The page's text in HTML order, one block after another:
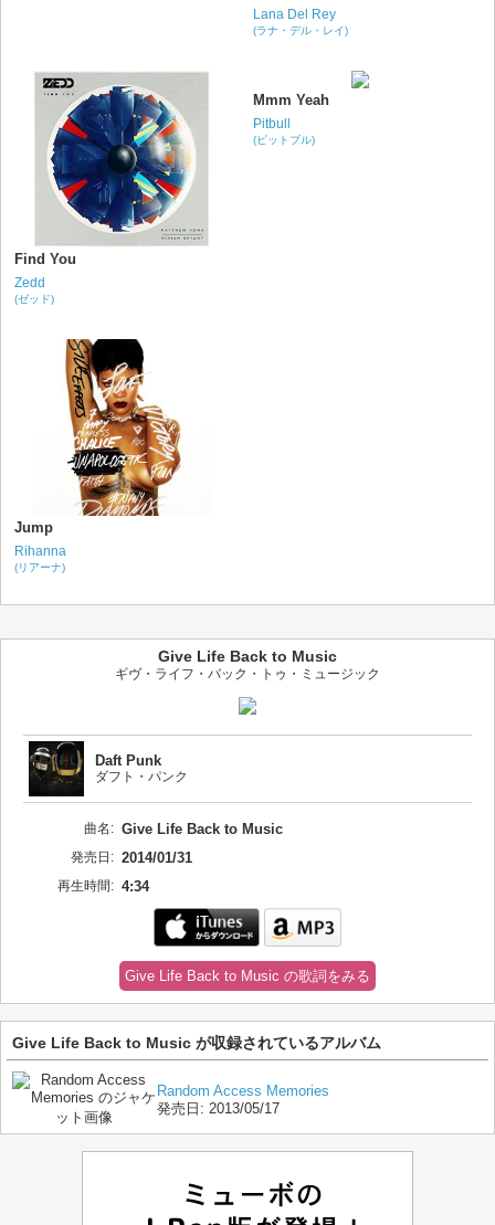
Lana Del Rey
(ラナ・デル・レイ)
Find You
Zedd
(ゼッド)
Mmm Yeah
Pitbull
(ピットブル)
Jump
Rihanna
(リアーナ)
Give Life Back to Music
ギヴ・ライフ・バック・トゥ・ミュージック
Daft Punk
ダフト・パンク
曲名: Give Life Back to Music
発売日: 2014/01/31
再生時間: 4:34
Give Life Back to Music の歌詞をみる
Give Life Back to Music が収録されているアルバム
Random Access Memories
発売日: 2013/05/17